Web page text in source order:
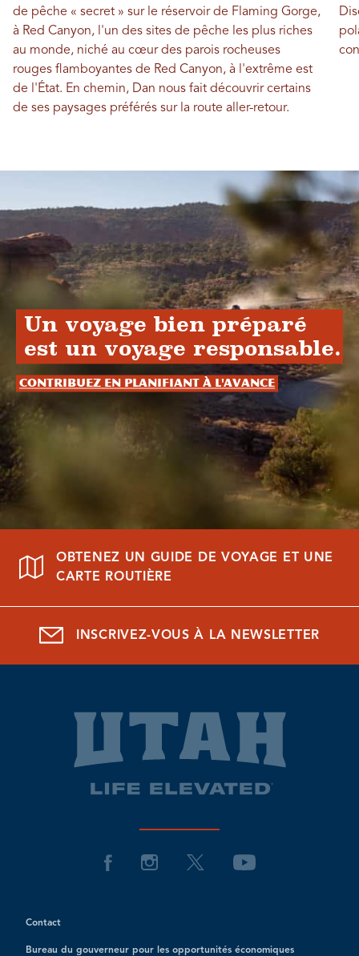
de pêche « secret » sur le réservoir de Flaming Gorge,
à Red Canyon, l'un des sites de pêche les plus riches
au monde, niché au cœur des parois rocheuses
rouges flamboyantes de Red Canyon, à l'extrême est
de l'État. En chemin, Dan nous fait découvrir certains
de ses paysages préférés sur la route aller-retour.
Un voyage bien préparé
est un voyage responsable.
Contribuez en planifiant à l'avance
OBTENEZ UN GUIDE DE VOYAGE ET UNE
CARTE ROUTIÈRE
INSCRIVEZ-VOUS À LA NEWSLETTER
Contact
Bureau du gouverneur pour les opportunités économiques